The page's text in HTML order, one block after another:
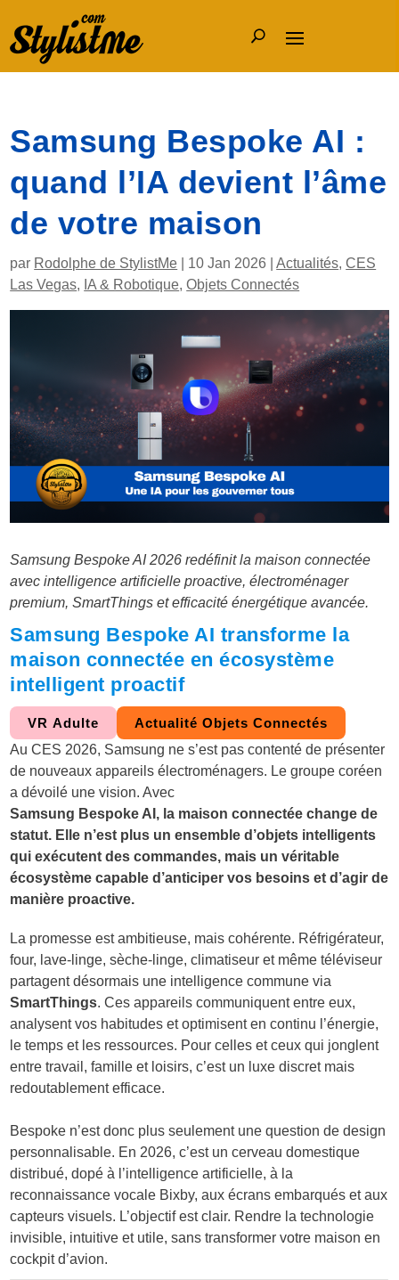
Samsung Bespoke AI :
quand l’IA devient l’âme
de votre maison
par Rodolphe de StylistMe 10 Jan 2026 |Actualités,CES
Las Vegas, IA & Robotique,Objets Connectés
Samsung Bespoke AI 2026 redéfinit la maison connectée
avec intelligence artificielle proactive, électroménager
premium, SmartThings et efficacité énergétique avancée.
Samsung Bespoke AI transforme la
maison connectée en écosystème
intelligent proactif
VR Adulte
Actualité Objets Connectés
Au CES 2026, Samsung ne s’est pas contenté de présenter
de nouveaux appareils électroménagers. Le groupe coréen
a dévoilé une vision. Avec
Samsung Bespoke AI, la maison connectée change de
statut. Elle n’est plus un ensemble d’objets intelligents
qui exécutent des commandes, mais un véritable
écosystème capable d’anticiper vos besoins et d’agir de
manière proactive.
La promesse est ambitieuse, mais cohérente. Réfrigérateur,
four, lave-linge, sèche-linge, climatiseur et même téléviseur
partagent désormais une intelligence commune via
SmartThings. Ces appareils communiquent entre eux,
analysent vos habitudes et optimisent en continu l’énergie,
le temps et les ressources. Pour celles et ceux qui jonglent
entre travail, famille et loisirs, c’est un luxe discret mais
redoutablement efficace.
Bespoke n’est donc plus seulement une question de design
personnalisable. En 2026, c’est un cerveau domestique
distribué, dopé à l’intelligence artificielle, à la
reconnaissance vocale Bixby, aux écrans embarqués et aux
capteurs visuels. L’objectif est clair. Rendre la technologie
invisible, intuitive et utile, sans transformer votre maison en
cockpit d’avion.